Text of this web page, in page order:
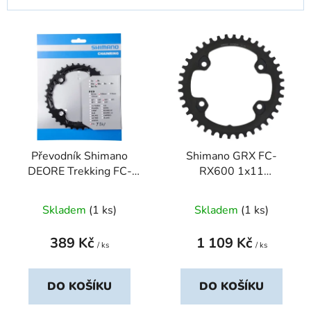
Převodník Shimano
DEORE Trekking FC-
Skladem (1 ks)
389 Kč / ks
DO KOŠÍKU
Shimano GRX FC-
RX600 1x11
Skladem (1 ks)
1 109 Kč / ks
DO KOŠÍKU